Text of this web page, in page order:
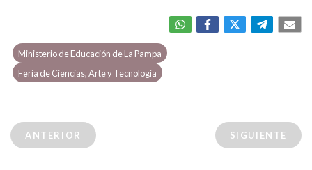
Ministerio de Educación de La Pampa
Feria de Ciencias, Arte y Tecnología
ANTERIOR SIGUIENTE